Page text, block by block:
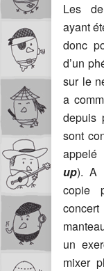
Les
ayant
donc
d’un
sur le
a
depuis
sont
appelé
up). A
copie
un
mixer